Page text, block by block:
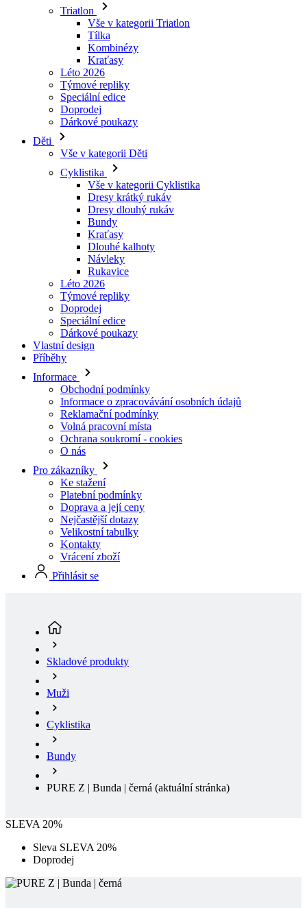
Léto 2026
Týmové repliky
Speciální edice
Doprodej
Dárkové poukazy
Děti
Vše v kategorii Děti
Cyklistika
Vše v kategorii Cyklistika
Dresy dlouhý rukáv
Bundy
Kraťasy
Dlouhé kalhoty
Návleky
Rukavice
Léto 2026
Týmové repliky
Doprodej
Speciální edice
Dárkové poukazy
Vlastní design
Příběhy
Informace
Obchodní podmínky
Informace o zpracovávání osobních údajů
Reklamační podmínky
Volná pracovní místa
Ochrana soukromí - cookies
O nás
Pro zákazníky
Ke stažení
Platební podmínky
Doprava a její ceny
Nejčastější dotazy
Velikostní tabulky
Kontakty
Vrácení zboží
Přihlásit se
Muži
Cyklistika
Bundy
PURE Z | Bunda | černá
SLEVA 20%
Sleva SLEVA 20%